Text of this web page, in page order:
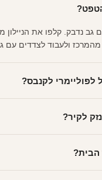
גב נדבק. קלפו את הניילון
ולעבוד לצדדים עם
לפוליימרי לקנבס?
יוקרתי, מט.
לקיר?
קרמיקה וזכוכית.
הבית?